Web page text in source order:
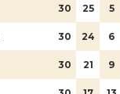
30 25 5
30 24 6
30 21 9